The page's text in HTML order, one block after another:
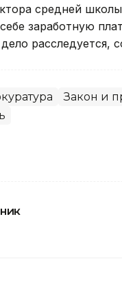
средней
заработную
расследуется,
Закон и